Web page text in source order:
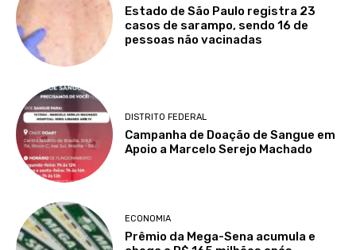
Estado de São Paulo registra 23
casos de sarampo, sendo 16 de
pessoas não vacinadas
DISTRITO FEDERAL
Campanha de Doação de Sangue em
Apoio a Marcelo Serejo Machado
ECONOMIA
Prêmio da Mega-Sena acumula e